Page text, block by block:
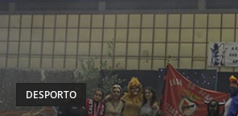
DESPORTO